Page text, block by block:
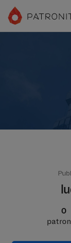
0